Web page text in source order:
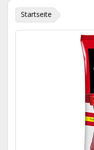
Startseite